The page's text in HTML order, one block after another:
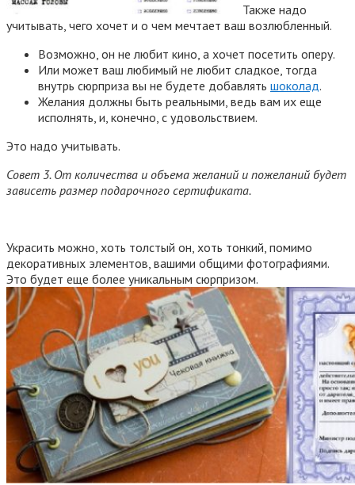
Также надо
учитывать, чего хочет и о чем мечтает ваш возлюбленный.
Возможно, он не любит кино, а хочет посетить оперу.
Или может ваш любимый не любит сладкое, тогда
внутрь сюрприза вы не будете добавлять шоколад.
Желания должны быть реальными, ведь вам их еще
исполнять, и, конечно, с удовольствием.
Это надо учитывать.
Совет 3. От количества и объема желаний и пожеланий будет
зависеть размер подарочного сертификата.
Украсить можно, хоть толстый он, хоть тонкий, помимо
декоративных элементов, вашими общими фотографиями.
Это будет еще более уникальным сюрпризом.